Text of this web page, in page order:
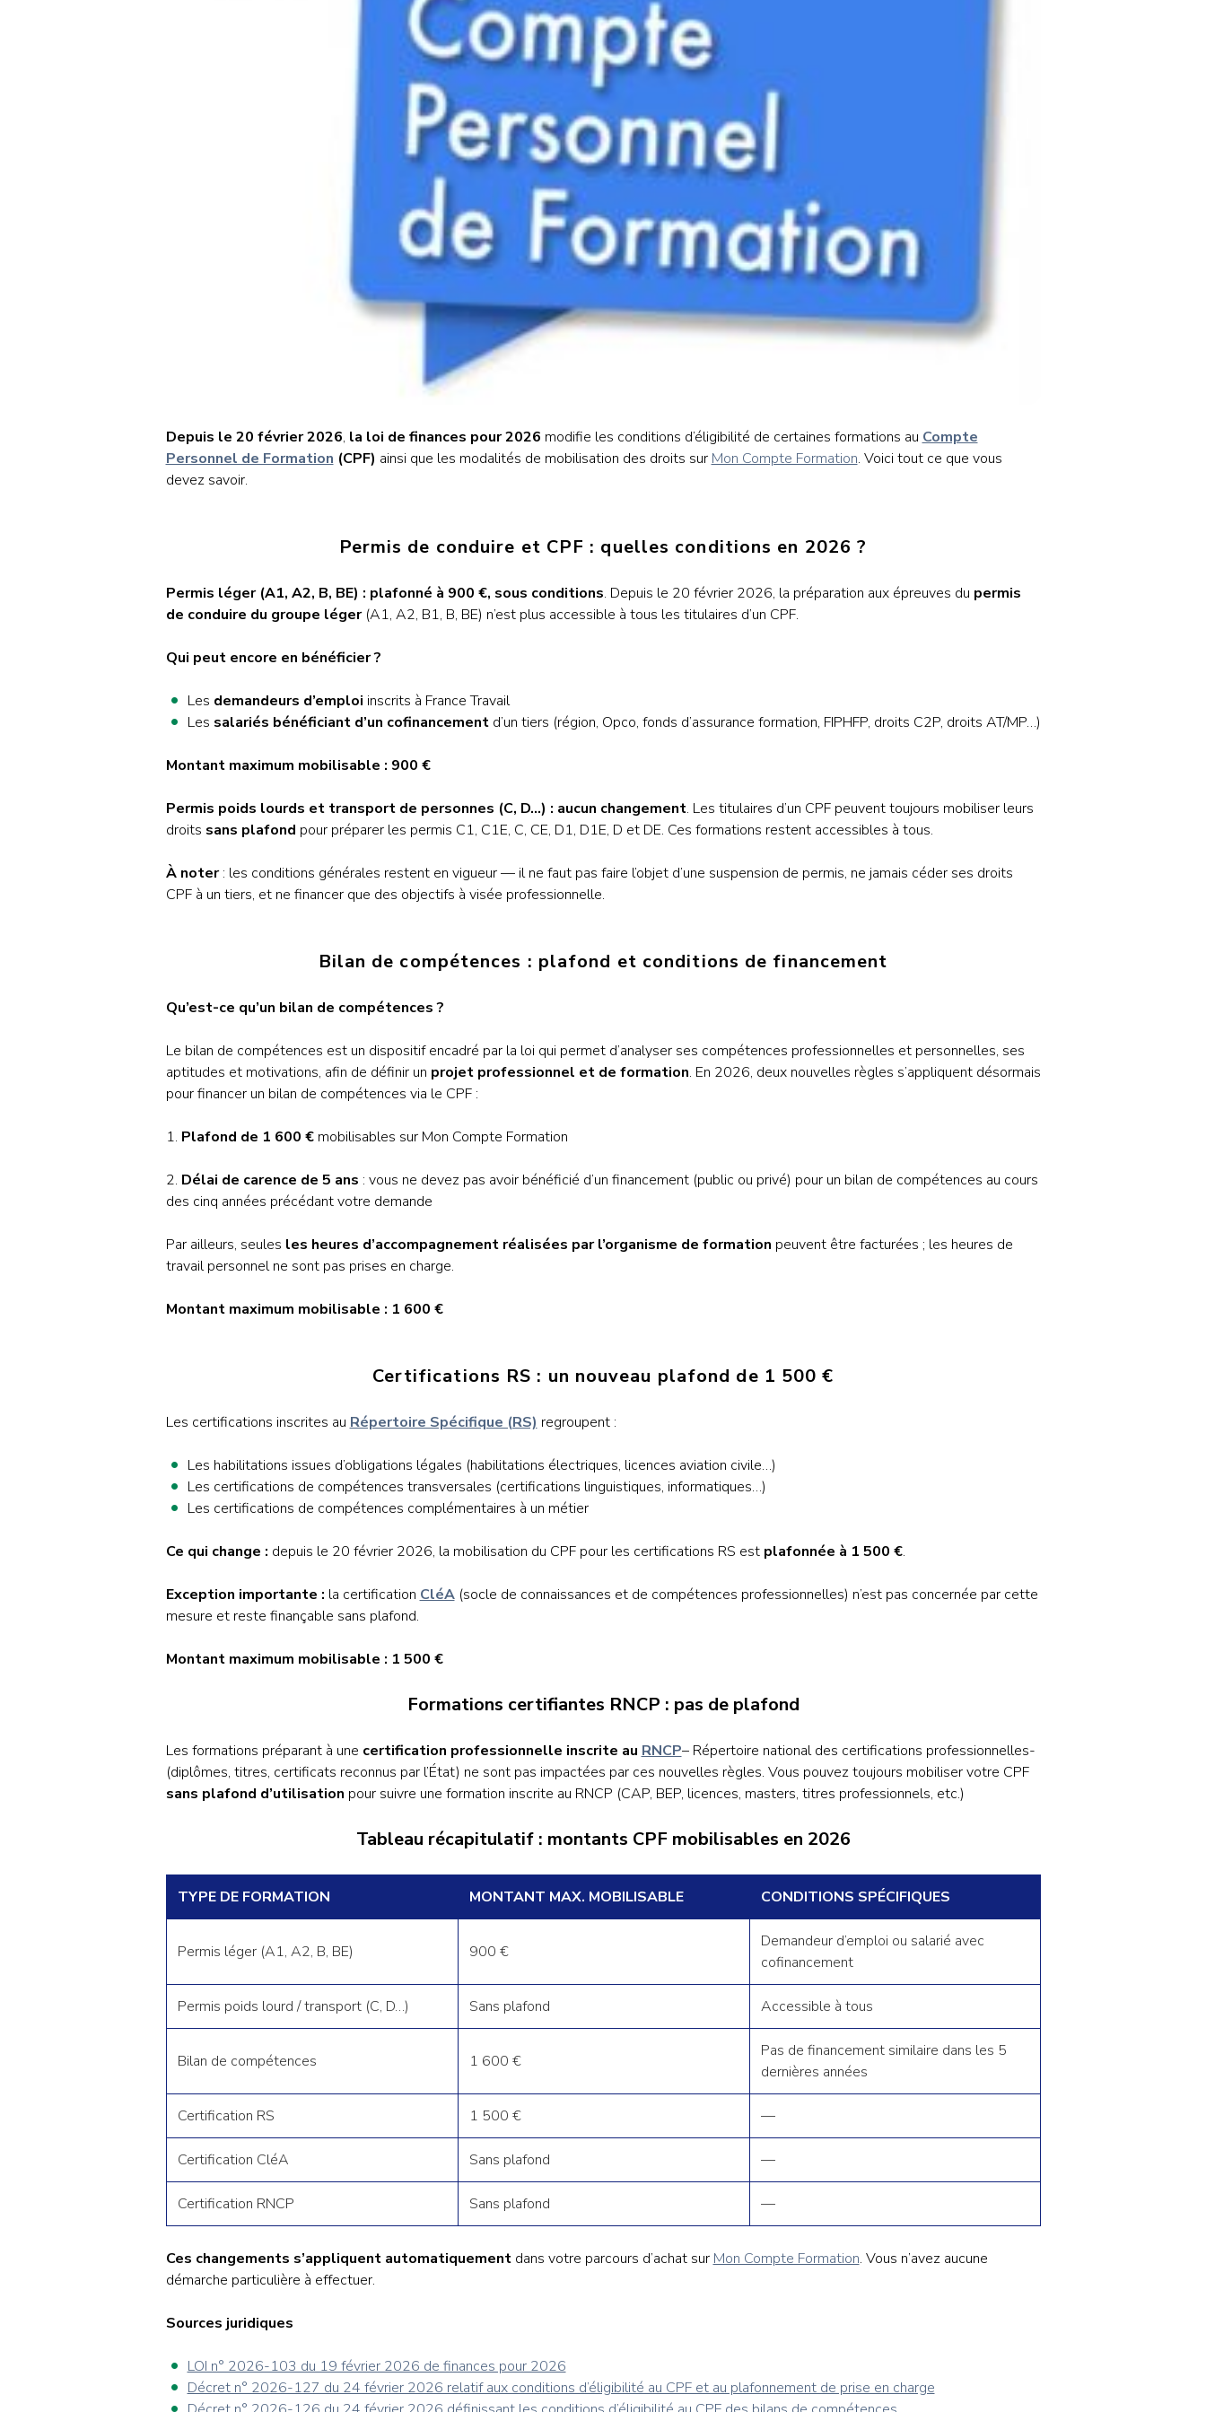
Depuis le 20 février 2026, la loi de finances pour 2026 modifie les conditions d’éligibilité de certaines formations au Compte
Personnel de Formation (CPF) ainsi que les modalités de mobilisation des droits sur Mon Compte Formation. Voici tout ce que vous
devez savoir.
Permis de conduire et CPF : quelles conditions en 2026 ?
Permis léger (A1, A2, B, BE) : plafonné à 900 €, sous conditions. Depuis le 20 février 2026, la préparation aux épreuves du permis
de conduire du groupe léger(A1, A2, B1, B, BE) n’est plus accessible à tous les titulaires d’un CPF.
Qui peut encore en bénéficier ?
Les demandeurs d’emploi inscrits à France Travail
Les salariés bénéficiant d’un cofinancementd’un tiers (région, Opco, fonds d’assurance formation, FIPHFP, droits C2P, droits AT/MP…)
Montant maximum mobilisable : 900 €
Permis poids lourds et transport de personnes (C, D…) : aucun changement. Les titulaires d’un CPF peuvent toujours mobiliser leurs
droits sans plafond pour préparer les permis C1, C1E, C, CE, D1, D1E, D et DE. Ces formations restent accessibles à tous.
À noter: les conditions générales restent en vigueur — il ne faut pas faire l’objet d’une suspension de permis, ne jamais céder ses droits
CPF à un tiers, et ne financer que des objectifs à visée professionnelle.
Bilan de compétences : plafond et conditions de financement
Qu’est-ce qu’un bilan de compétences ?
Le bilan de compétences est un dispositif encadré par la loi qui permet d’analyser ses compétences professionnelles et personnelles, ses
aptitudes et motivations, afin de définir un projet professionnel et de formation. En 2026, deux nouvelles règles s’appliquent désormais
pour financer un bilan de compétences via le CPF :
1. Plafond de 1 600 €mobilisables sur Mon Compte Formation
2. Délai de carence de 5 ans : vous ne devez pas avoir bénéficié d’un financement (public ou privé) pour un bilan de compétences au cours
des cinq années précédant votre demande
Par ailleurs, seules les heures d’accompagnement réalisées par l’organisme de formation peuvent être facturées ; les heures de
travail personnel ne sont pas prises en charge.
Montant maximum mobilisable : 1 600 €
Certifications RS : un nouveau plafond de 1 500 €
Les certifications inscrites au Répertoire Spécifique (RS) regroupent :
Les habilitations issues d’obligations légales (habilitations électriques, licences aviation civile…)
Les certifications de compétences transversales (certifications linguistiques, informatiques…)
Les certifications de compétences complémentaires à un métier
Ce qui change : depuis le 20 février 2026, la mobilisation du CPF pour les certifications RS est plafonnée à 1 500 €.
Exception importante : la certification CléA(socle de connaissances et de compétences professionnelles) n’est pas concernée par cette
mesure et reste finançable sans plafond.
Montant maximum mobilisable : 1 500 €
Formations certifiantes RNCP : pas de plafond
Les formations préparant à une certification professionnelle inscrite au RNCP– Répertoire national des certifications professionnelles-
(diplômes, titres, certificats reconnus par l’État) ne sont pas impactées par ces nouvelles règles. Vous pouvez toujours mobiliser votre CPF
sans plafond d’utilisation pour suivre une formation inscrite au RNCP (CAP, BEP, licences, masters, titres professionnels, etc.)
Tableau récapitulatif : montants CPF mobilisables en 2026
TYPE DE FORMATION MONTANT MAX. MOBILISABLE CONDITIONS SPÉCIFIQUES
Permis léger (A1, A2, B, BE) 900 €
Demandeur d’emploi ou salarié avec
cofinancement
Permis poids lourd / transport (C, D…) Sans plafond Accessible à tous
Bilan de compétences 1 600 €
Pas de financement similaire dans les 5
dernières années
Certification RS 1 500 € —
Certification CléA Sans plafond —
Certification RNCP Sans plafond —
Ces changements s’appliquent automatiquement dans votre parcours d’achat sur Mon Compte Formation. Vous n’avez aucune
démarche particulière à effectuer.
Sources juridiques
LOI n° 2026-103 du 19 février 2026 de finances pour 2026
Décret n° 2026-127 du 24 février 2026 relatif aux conditions d’éligibilité au CPF et au plafonnement de prise en charge